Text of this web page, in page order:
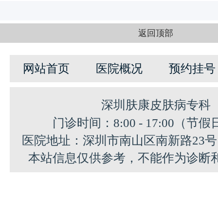
返回顶部
网站首页 医院概况 预约挂号
深圳肤康皮肤病专科
门诊时间：8:00 - 17:00（节假
医院地址：深圳市南山区南新路23
本站信息仅供参考，不能作为诊断